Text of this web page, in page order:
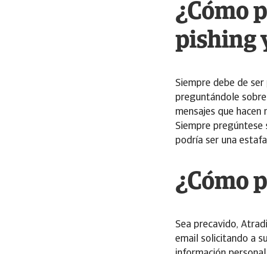
¿Cómo
pishing
Siempre debe de
preguntándole
mensajes que
Siempre pregúntese
podría ser una
¿Cómo
Sea precavido,
email solicitando a